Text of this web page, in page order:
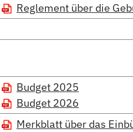
Reglement über die
Budget 2025
Budget 2026
Merkblatt über das